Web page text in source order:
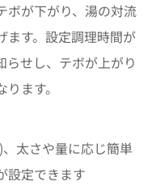
ボが下がり、湯の対流
ます。設定調理時間が
らせし、テボが上がり
ます。
太さや量に応じ簡単
設定できます